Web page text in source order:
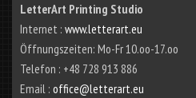
LetterArt Printing Studio
Internet : www.letterart.eu
Öffnungszeiten: Mo-Fr 10.oo-17.oo
Telefon : +48 728 913 886
Email : office@letterart.eu